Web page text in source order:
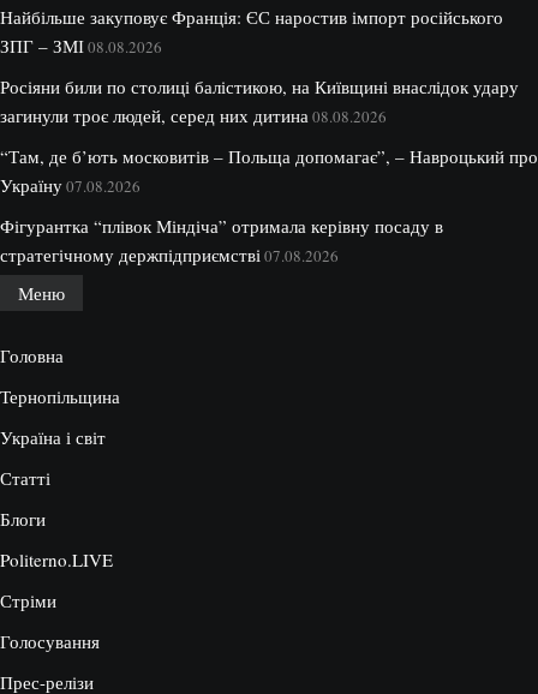
Найбільше закуповує Франція: ЄС наростив імпорт російського
ЗПГ – ЗМІ08.08.2026
Росіяни били по столиці балістикою, на Київщині внаслідок удару
загинули троє людей, серед них дитина 08.08.2026
“Там, де б’ють московитів – Польща допомагає”, – Навроцький про
Україну07.08.2026
Фігурантка “плівок Міндіча” отримала керівну посаду в
стратегічному держпідприємстві 07.08.2026
Меню
Головна
Тернопільщина
Україна і світ
Статті
Блоги
Politerno.LIVE
Стріми
Голосування
Прес-релізи